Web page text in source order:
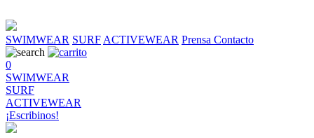
SWIMWEAR SURF ACTIVEWEAR Prensa Contacto
0
SWIMWEAR
SURF
ACTIVEWEAR
¡Escribinos!